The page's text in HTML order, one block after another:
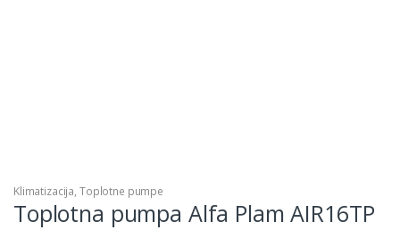
Klimatizacija, Toplotne pumpe
Toplotna pumpa Alfa Plam AIR16TP